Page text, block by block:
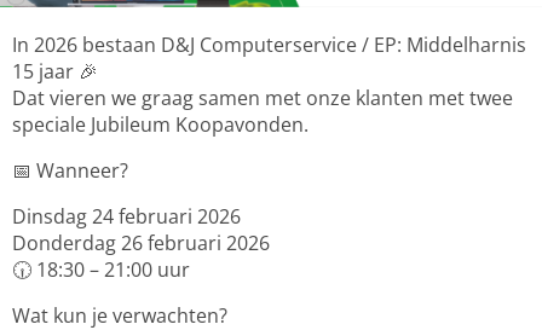
In 2026 bestaan D&J Computerservice / EP: Middelharnis
15 jaar 🎉
Dat vieren we graag samen met onze klanten met twee
speciale Jubileum Koopavonden.
📅 Wanneer?
Dinsdag 24 februari 2026
Donderdag 26 februari 2026
🕡 18:30 – 21:00 uur
Wat kun je verwachten?